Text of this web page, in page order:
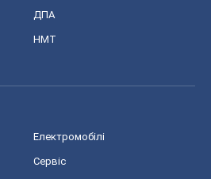
ДПА
НМТ
Електромобілі
Сервіс